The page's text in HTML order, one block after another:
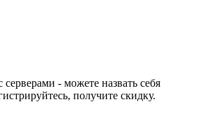
- можете назвать себя
получите скидку.